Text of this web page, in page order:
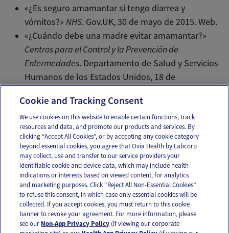
«¿Es seguro amamantar si tengo diarrea y
vómitos?»NHS. Gov.UK, 30 de mayo de 2015. Web.
«¿Cuándo debe una madre evitar amamantar?»
Centros para el Control y la Prevención de
Enfermedades. Departamento de Salud y Servicios
Humanos de los Estados Unidos, 18 de
Email Text
OUR APPS
FOLLOW US
Cookie and Tracking Consent
We use cookies on this website to enable certain functions, track
resources and data, and promote our products and services. By
clicking “Accept All Cookies”, or by accepting any cookie category
beyond essential cookies, you agree that Ovia Health by Labcorp
may collect, use and transfer to our service providers your
identifiable cookie and device data, which may include health
indications or interests based on viewed content, for analytics
and marketing purposes. Click “Reject All Non-Essential Cookies”
to refuse this consent, in which case only essential cookies will be
collected. If you accept cookies, you must return to this cookie
banner to revoke your agreement. For more information, please
see our Non-App Privacy Policy (if viewing our corporate